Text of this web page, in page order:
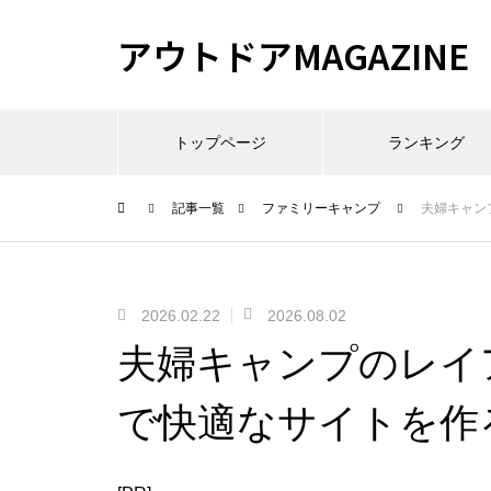
アウトドアMAGAZINE
トップページ ランキング
記事一覧 ファミリーキャンプ 夫婦キャ
2026.02.22 2026.08.02
夫婦キャンプのレ
で快適なサイトを作